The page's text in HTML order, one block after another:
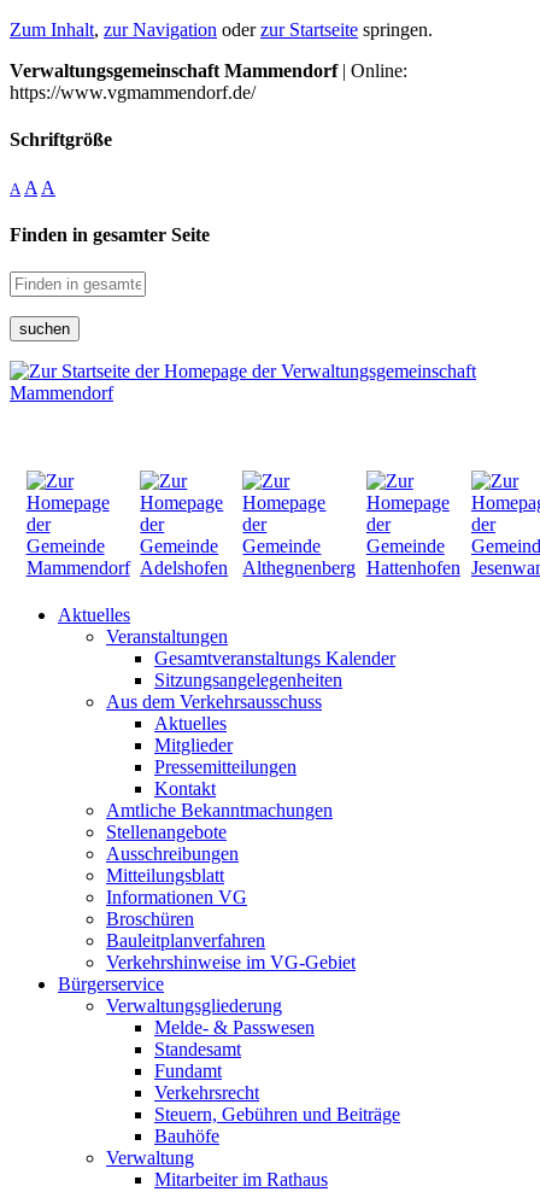
Zum Inhalt, zur Navigation oderzur Startseite springen.
Verwaltungsgemeinschaft Mammendorf| Online:
https://www.vgmammendorf.de/
Schriftgröße
A A A
Finden in gesamter Seite
suchen
Aktuelles
Veranstaltungen
Gesamtveranstaltungs Kalender
Sitzungsangelegenheiten
Aus dem Verkehrsausschuss
Aktuelles
Mitglieder
Pressemitteilungen
Kontakt
Amtliche Bekanntmachungen
Stellenangebote
Ausschreibungen
Mitteilungsblatt
Informationen VG
Broschüren
Bauleitplanverfahren
Verkehrshinweise im VG-Gebiet
Bürgerservice
Verwaltungsgliederung
Melde- & Passwesen
Standesamt
Fundamt
Verkehrsrecht
Steuern, Gebühren und Beiträge
Bauhöfe
Verwaltung
Mitarbeiter im Rathaus